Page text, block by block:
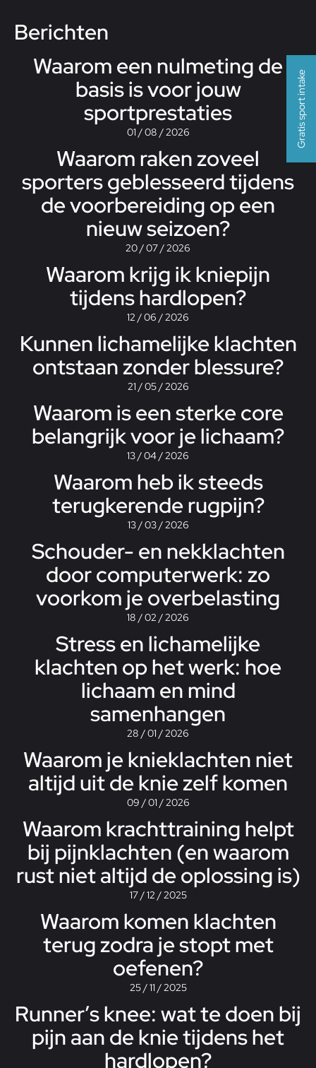
Gratis sport intake
Berichten
Waarom een nulmeting de
basis is voor jouw
sportprestaties
01 / 08 / 2026
Waarom raken zoveel
sporters geblesseerd tijdens
de voorbereiding op een
nieuw seizoen?
20 / 07 / 2026
Waarom krijg ik kniepijn
tijdens hardlopen?
12 / 06 / 2026
Kunnen lichamelijke klachten
ontstaan zonder blessure?
21 / 05 / 2026
Waarom is een sterke core
belangrijk voor je lichaam?
13 / 04 / 2026
Waarom heb ik steeds
terugkerende rugpijn?
13 / 03 / 2026
Schouder- en nekklachten
door computerwerk: zo
voorkom je overbelasting
18 / 02 / 2026
Stress en lichamelijke
klachten op het werk: hoe
lichaam en mind
samenhangen
28 / 01 / 2026
Waarom je knieklachten niet
altijd uit de knie zelf komen
09 / 01 / 2026
Waarom krachttraining helpt
bij pijnklachten (en waarom
rust niet altijd de oplossing is)
17 / 12 / 2025
Waarom komen klachten
terug zodra je stopt met
oefenen?
25 / 11 / 2025
Runner’s knee: wat te doen bij
pijn aan de knie tijdens het
hardlopen?